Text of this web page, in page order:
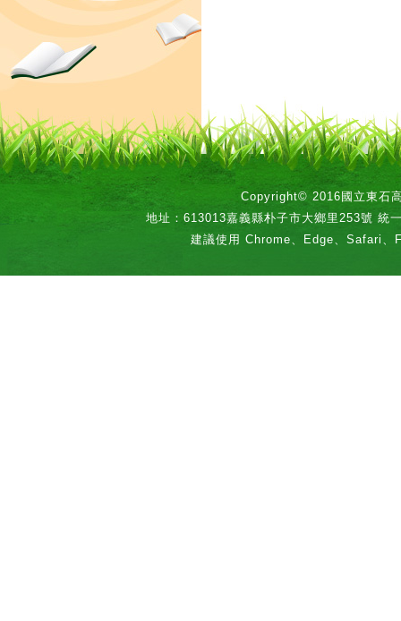
Copyright© 2016國立東石
地址：613013嘉義縣朴子市大鄉里253號 統
建議使用 Chrome、Edge、Safari